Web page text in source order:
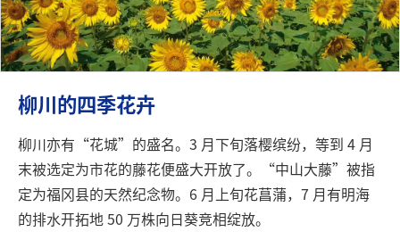
柳川的四季花卉
柳川亦有“花城”的盛名。3 月下旬落樱缤纷，等到 4 月
末被选定为市花的藤花便盛大开放了。“中山大藤”被指
定为福冈县的天然纪念物。6 月上旬花菖蒲，7 月有明海
的排水开拓地 50 万株向日葵竞相绽放。